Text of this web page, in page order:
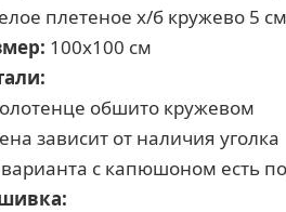
плетеное х/б кружево 5 см
100х100 см
обшито кружевом
зависит от наличия уголка
с капюшоном есть